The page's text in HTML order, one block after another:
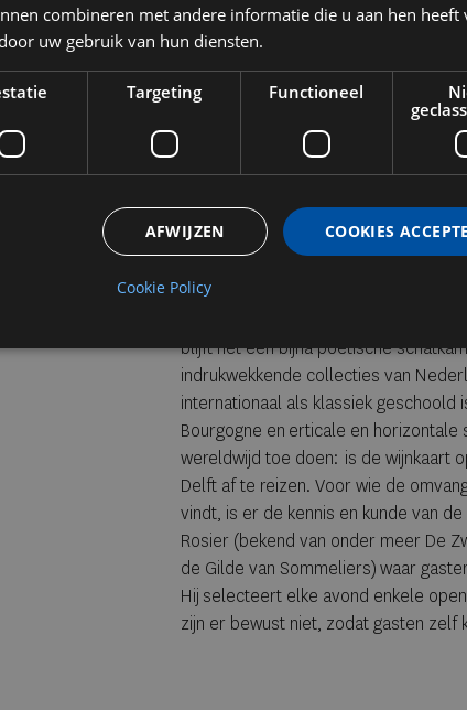
Mario Ridder
The Stairway to
Ridder mag dan bekendstaan als
hart is hij bovenal een
wijn past zich aan het gerecht
Die toewijding zie je terug in de
dan 12.000 flessen. Nooit eerder
de kaart, maar hier kunt u deze voor
nog maar eens te onderstrepen is
- voorzien van een met de hand
ingenieuze digitale systeem
blijft het een bijna poëtische
indrukwekkende collecties van
internationaal als klassiek geschoold
Bourgogne en erticale en
wereldwijd toe doen: is de wijnkaart
Delft af te reizen. Voor wie de
vindt, is er de kennis en kunde van
Rosier (bekend van onder meer De
de Gilde van Sommeliers) waar
Hij selecteert elke avond enkele
zijn er bewust niet, zodat gasten zelf
combineren met andere informatie die u aan hen heeft
uw gebruik van hun diensten.
Targeting Functioneel
COOKIES
AFWIJZEN
Cookie Policy